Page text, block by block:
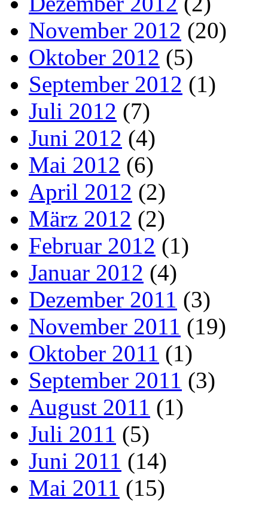
November 2012 (20)
Oktober 2012 (5)
September 2012 (1)
Juli 2012 (7)
Juni 2012 (4)
Mai 2012 (6)
April 2012 (2)
März 2012 (2)
Februar 2012 (1)
Januar 2012 (4)
Dezember 2011 (3)
November 2011 (19)
Oktober 2011 (1)
September 2011 (3)
August 2011 (1)
Juli 2011 (5)
Juni 2011 (14)
Mai 2011 (15)